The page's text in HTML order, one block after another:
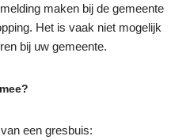
maken bij de gemeente
Het is vaak niet mogelijk
bij uw gemeente.
een gresbuis: